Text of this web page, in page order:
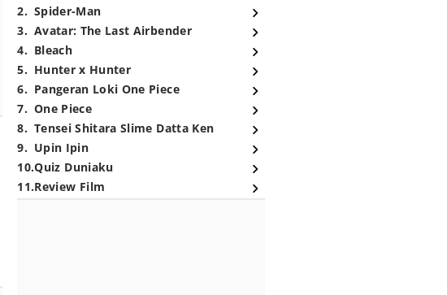
2. Spider-Man
3. Avatar: The Last Airbender
4. Bleach
5. Hunter x Hunter
6. Pangeran Loki One Piece
7. One Piece
8. Tensei Shitara Slime Datta Ken
9. Upin Ipin
10.Quiz Duniaku
11.Review Film